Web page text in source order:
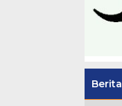
Berita